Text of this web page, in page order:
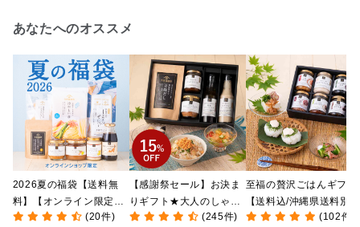
あなたへのオススメ
2026夏の福袋【送料無
料】【オンライン限定】
【ポイントキャンペーン
(20件)
【感謝祭セール】お決ま
りギフト★大人のしゃけ
しゃけめんたい入り【送
(245件)
至福の贅沢ごはんギフト
【送料込/沖縄県送料別
途】【化粧箱包装付/オン
(102件)